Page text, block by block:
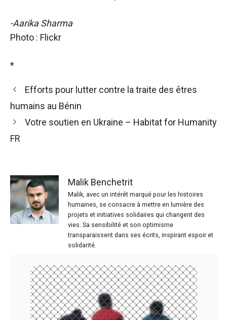
-Aarika Sharma
Photo : Flickr
*
Efforts pour lutter contre la traite des êtres
humains au Bénin
Votre soutien en Ukraine – Habitat for Humanity
FR
Malik Benchetrit
Malik, avec un intérêt marqué pour les histoires
humaines, se consacre à mettre en lumière des
projets et initiatives solidaires qui changent des
vies. Sa sensibilité et son optimisme
transparaissent dans ses écrits, inspirant espoir et
solidarité.